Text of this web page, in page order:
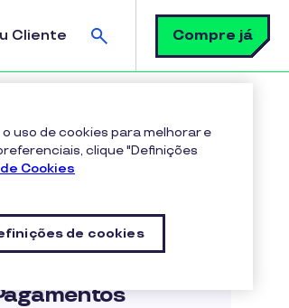
Cliente
Busca
Compre já
uso de cookies para melhorar e
clique "Definições
Cookies
de cookies